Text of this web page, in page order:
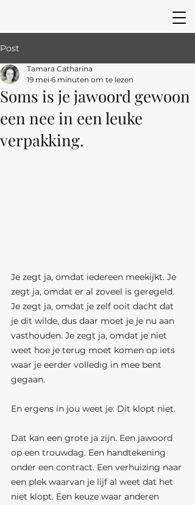
Post
Soms is je jawoord gewoon
een nee in een leuke
verpakking.
Tamara Catharina
19 mei 6 minuten om te lezen
Je zegt ja, omdat iedereen meekijkt. Je
zegt ja, omdat er al zoveel is geregeld.
Je zegt ja, omdat je zelf ooit dacht dat
je dit wilde, dus daar moet je je nu aan
vasthouden. Je zegt ja, omdat je niet
weet hoe je terug moet komen op iets
waar je eerder volledig in mee bent
gegaan.
En ergens in jou weet je: Dit klopt niet.
Dat kan een grote ja zijn. Een jawoord
op een trouwdag. Een handtekening
onder een contract. Een verhuizing naar
een plek waarvan je lijf al weet dat het
niet klopt. Een keuze waar anderen